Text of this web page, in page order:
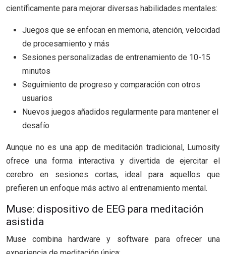
científicamente para mejorar diversas habilidades mentales:
Juegos que se enfocan en memoria, atención, velocidad
de procesamiento y más
Sesiones personalizadas de entrenamiento de 10-15
minutos
Seguimiento de progreso y comparación con otros
usuarios
Nuevos juegos añadidos regularmente para mantener el
desafío
Aunque no es una app de meditación tradicional, Lumosity
ofrece una forma interactiva y divertida de ejercitar el
cerebro en sesiones cortas, ideal para aquellos que
prefieren un enfoque más activo al entrenamiento mental.
Muse: dispositivo de EEG para meditación
asistida
Muse combina hardware y software para ofrecer una